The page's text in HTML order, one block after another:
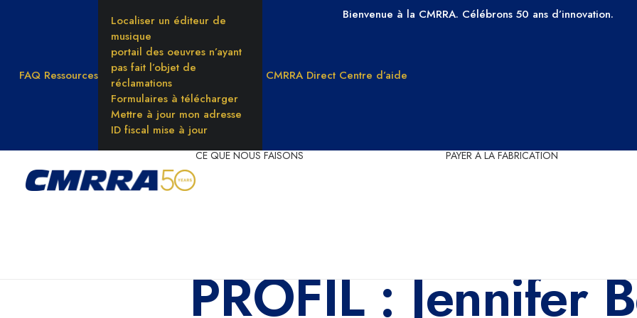
Bienvenue à la CMRRA. Célébrons 50 ans d’innovation.
FAQ Ressources
Localiser un éditeur de
musique
portail des oeuvres n’ayant
pas fait l’objet de
réclamations
Formulaires à télécharger
Mettre à jour mon adresse
ID fiscal mise à jour
CMRRA Direct Centre d’aide
CE QUE NOUS FAISONS PAYER À LA FABRICATION
PROFIL : Jennifer